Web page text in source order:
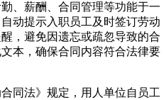
、薪酬、合同管理等功能于一
动提示入职员工及时签订劳动
，避免因遗忘或疏忽导致的合
本，确保合同内容符合法律要
同法》规定，用人单位自员工